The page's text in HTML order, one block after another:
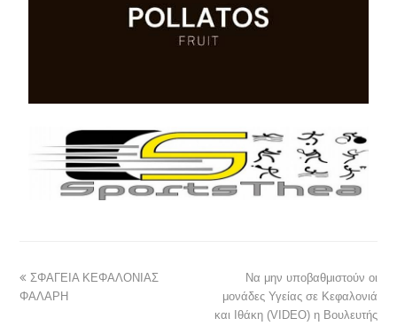
ΣΦΑΓΕΙΑ ΚΕΦΑΛΟΝΙΑΣ
ΦΑΛΑΡΗ
Να μην υποβαθμιστούν οι
μονάδες Υγείας σε Κεφαλονιά
και Ιθάκη (VIDEO) η Βουλευτής